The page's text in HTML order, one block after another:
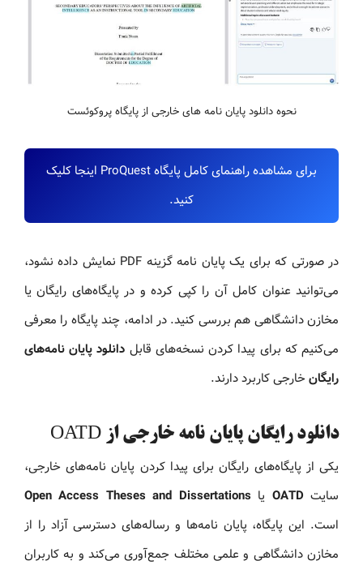
نحوه دانلود پایان نامه های خارجی از پایگاه پروکوئست
برای مشاهده راهنمای کامل پایگاه ProQuest اینجا کلیک
کنید.
در صورتی که برای یک پایان نامه گزینه PDF نمایش داده نشود،
می‌توانید عنوان کامل آن را کپی کرده و در پایگاه‌های رایگان یا
مخازن دانشگاهی هم بررسی کنید. در ادامه، چند پایگاه را معرفی
می‌کنیم که برای پیدا کردن نسخه‌های قابل دانلود پایان نامه‌های
رایگانخارجی کاربرد دارند.
دانلود رایگان پایان نامه خارجی از OATD
یکی از پایگاه‌های رایگان برای پیدا کردن پایان نامه‌های خارجی،
سایت OATD یا Open Access Theses and Dissertations
است. این پایگاه، پایان نامه‌ها و رساله‌های دسترسی آزاد را از
مخازن دانشگاهی و علمی مختلف جمع‌آوری می‌کند و به کاربران